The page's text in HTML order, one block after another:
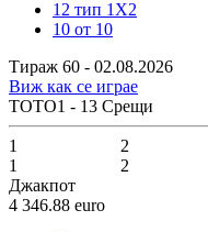
12 тип 1X2
10 от 10
Тираж 60 - 02.08.2026
Виж как се играе
ТОТО1 - 13 Срещи
1
1
2
2
Джакпот
4 346.88 euro